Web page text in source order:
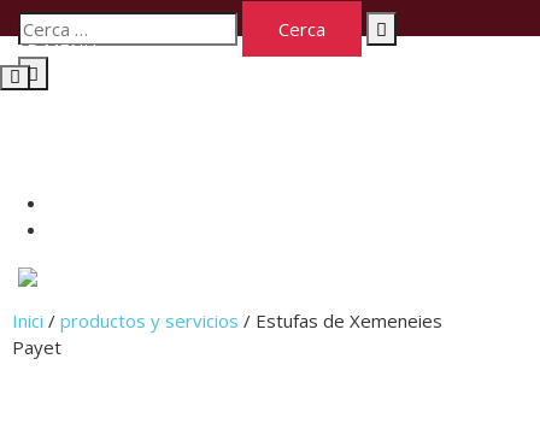
TOP MENU
Inici / productos y servicios / Estufas de Xemeneies
Payet